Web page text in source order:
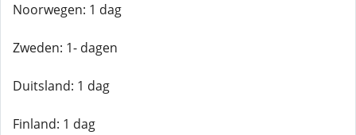
Noorwegen: 1 dag
Zweden: 1- dagen
Duitsland: 1 dag
Finland: 1 dag